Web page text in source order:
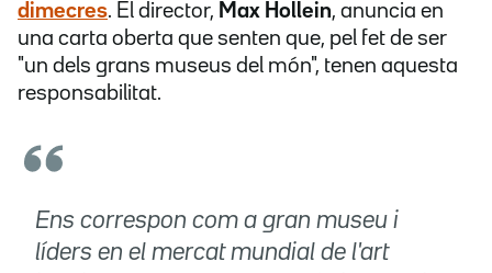
dimecres. El director, Max Hollein, anuncia en
una carta oberta que senten que, pel fet de ser
"un dels grans museus del món", tenen aquesta
responsabilitat.
Ens correspon com a gran museu i
líders en el mercat mundial de l'art